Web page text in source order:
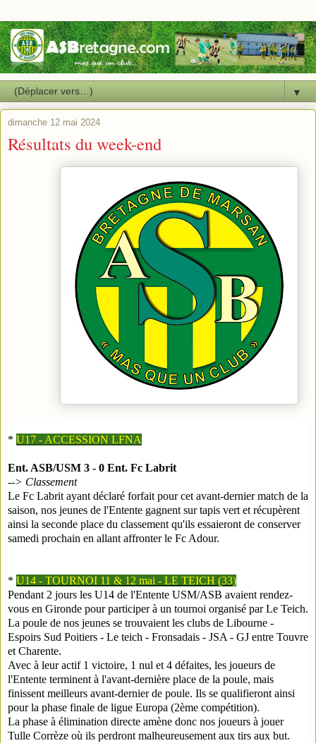
▼
dimanche 12 mai 2024
Résultats du week-end
* U17 - ACCESSION LFNA
Ent. ASB/USM 3 - 0 Ent. Fc Labrit
--> Classement
Le Fc Labrit ayant déclaré forfait pour cet avant-dernier match de la
saison, nos jeunes de l'Entente gagnent sur tapis vert et récupèrent
ainsi la seconde place du classement qu'ils essaieront de conserver
samedi prochain en allant affronter le Fc Adour.
* U14 - TOURNOI 11 & 12 mai - LE TEICH (33)
Pendant 2 jours les U14 de l'Entente USM/ASB avaient rendez-
vous en Gironde pour participer à un tournoi organisé par Le Teich.
La poule de nos jeunes se trouvaient les clubs de Libourne -
Espoirs Sud Poitiers - Le teich - Fronsadais - JSA - GJ entre Touvre
et Charente.
Avec à leur actif 1 victoire, 1 nul et 4 défaites, les joueurs de
l'Entente terminent à l'avant-dernière place de la poule, mais
finissent meilleurs avant-dernier de poule. Ils se qualifieront ainsi
pour la phase finale de ligue Europa (2ème compétition).
La phase à élimination directe amène donc nos joueurs à jouer
Tulle Corrèze où ils perdront malheureusement aux tirs aux but.